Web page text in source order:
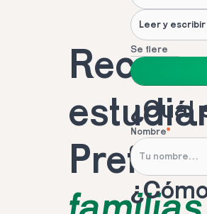
Leer y
Se flere
¿Cuál
Nombre*